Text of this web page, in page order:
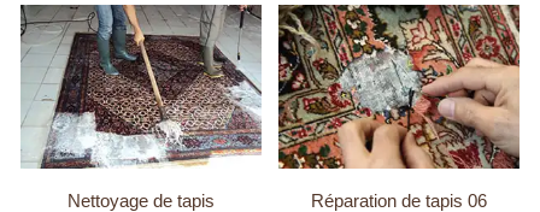
Nettoyage de tapis Réparation de tapis 06